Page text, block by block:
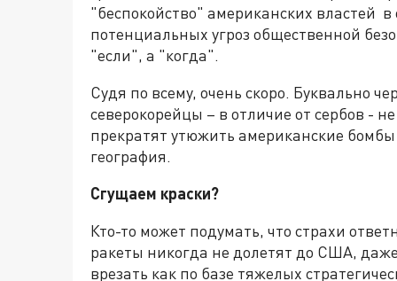
"беспокойство" американских властей
потенциальных угроз общественной
"если", а "когда".
Судя по всему, очень скоро. Буквально
северокорейцы – в отличие от сербов -
прекратят утюжить американские
география.
Сгущаем краски?
Кто-то может подумать, что страхи
ракеты никогда не долетят до США,
врезать как по базе тяжелых